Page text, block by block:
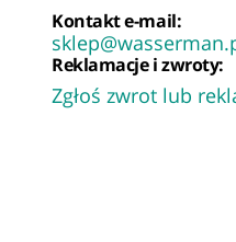
Kontakt e-mail:
Reklamacje i zwroty:
Zgłoś zwrot lub